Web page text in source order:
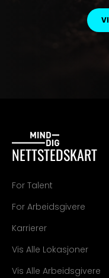
NETTSTEDSKART
For Talent
For Arbeidsgivere
Karrierer
Vis Alle Lokasjoner
Vis Alle Arbeidsgivere